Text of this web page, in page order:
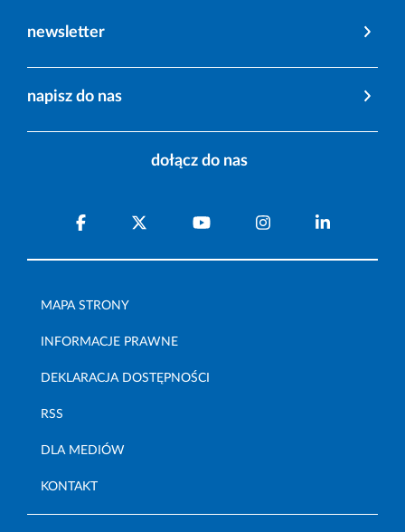
newsletter
napisz do nas
dołącz do nas
MAPA STRONY
INFORMACJE PRAWNE
DEKLARACJA DOSTĘPNOŚCI
RSS
DLA MEDIÓW
KONTAKT